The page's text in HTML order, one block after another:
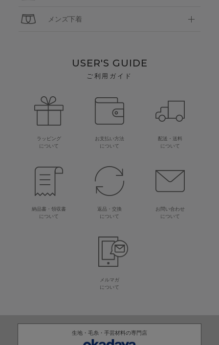
メンズ下着
USER'S GUIDE
ご利用ガイド
ラッピング
について
お支払い方法
について
配送・送料
について
納品書・領収書
について
返品・交換
について
お問い合わせ
について
メルマガ
について
生地・毛糸・手芸材料の専門店